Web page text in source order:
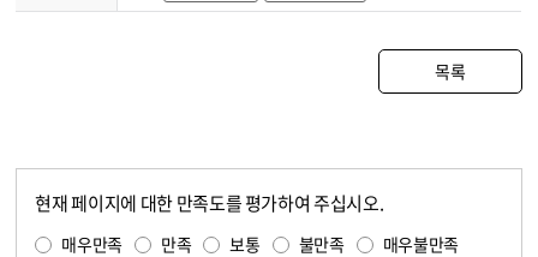
목록
현재 페이지에 대한 만족도를 평가하여 주십시오.
매우만족 만족 보통 불만족 매우불만족